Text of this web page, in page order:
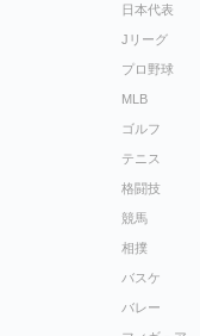
日本代表
Jリーグ
プロ野球
MLB
ゴルフ
テニス
格闘技
競馬
相撲
バスケ
バレー